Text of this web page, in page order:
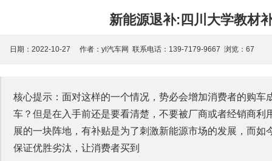
新能源退补:四川大学教材
日期：2022-10-27 作者：yl汽车网 联系电话：139-7179-9667 浏览： 67
核心提示：面对这样的一个情况，势必会增加消费者的购
车？但是在入手前还是要看清楚，不要被厂商或者经销商
展的一块阵地，有补贴是为了刺激新能源市场的发展，而
保证优胜劣汰，让消费者买到